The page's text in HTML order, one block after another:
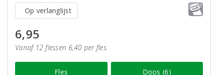
Op verlanglijst
6,95
Vanaf 12 flessen 6,40 per fles
Fles Doos (6)